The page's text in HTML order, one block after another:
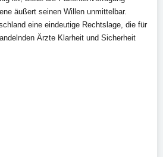
äußert seinen Willen unmittelbar.
eine eindeutige Rechtslage, die für
Ärzte Klarheit und Sicherheit